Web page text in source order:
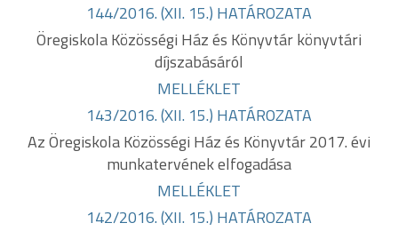
144/2016. (XII. 15.) HATÁROZATA
Öregiskola Közösségi Ház és Könyvtár könyvtári
díjszabásáról
MELLÉKLET
143/2016. (XII. 15.) HATÁROZATA
Az Öregiskola Közösségi Ház és Könyvtár 2017. évi
munkatervének elfogadása
MELLÉKLET
142/2016. (XII. 15.) HATÁROZATA